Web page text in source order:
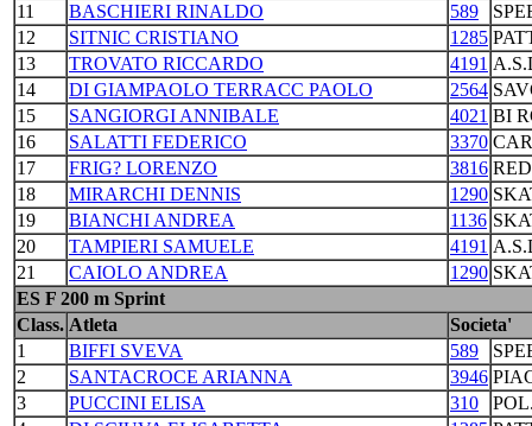
11
BASCHIERI RINALDO 589
12
SITNIC CRISTIANO 1285
13
TROVATO RICCARDO 4191
14
DI GIAMPAOLO TERRACC PAOLO 2564
15
SANGIORGI ANNIBALE 4021 BI
16
SALATTI FEDERICO 3370
17
FRIG? LORENZO 3816
18
MIRARCHI DENNIS 1290
19
BIANCHI ANDREA 1136
20
TAMPIERI SAMUELE 4191
21
CAIOLO ANDREA 1290
ES F 200 m Sprint
Class. Atleta
Societa'
1
BIFFI SVEVA 589
2
SANTACROCE ARIANNA 3946
3
PUCCINI ELISA 310